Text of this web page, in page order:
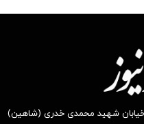
خیابان شهید محمدی خدری (شاهین)